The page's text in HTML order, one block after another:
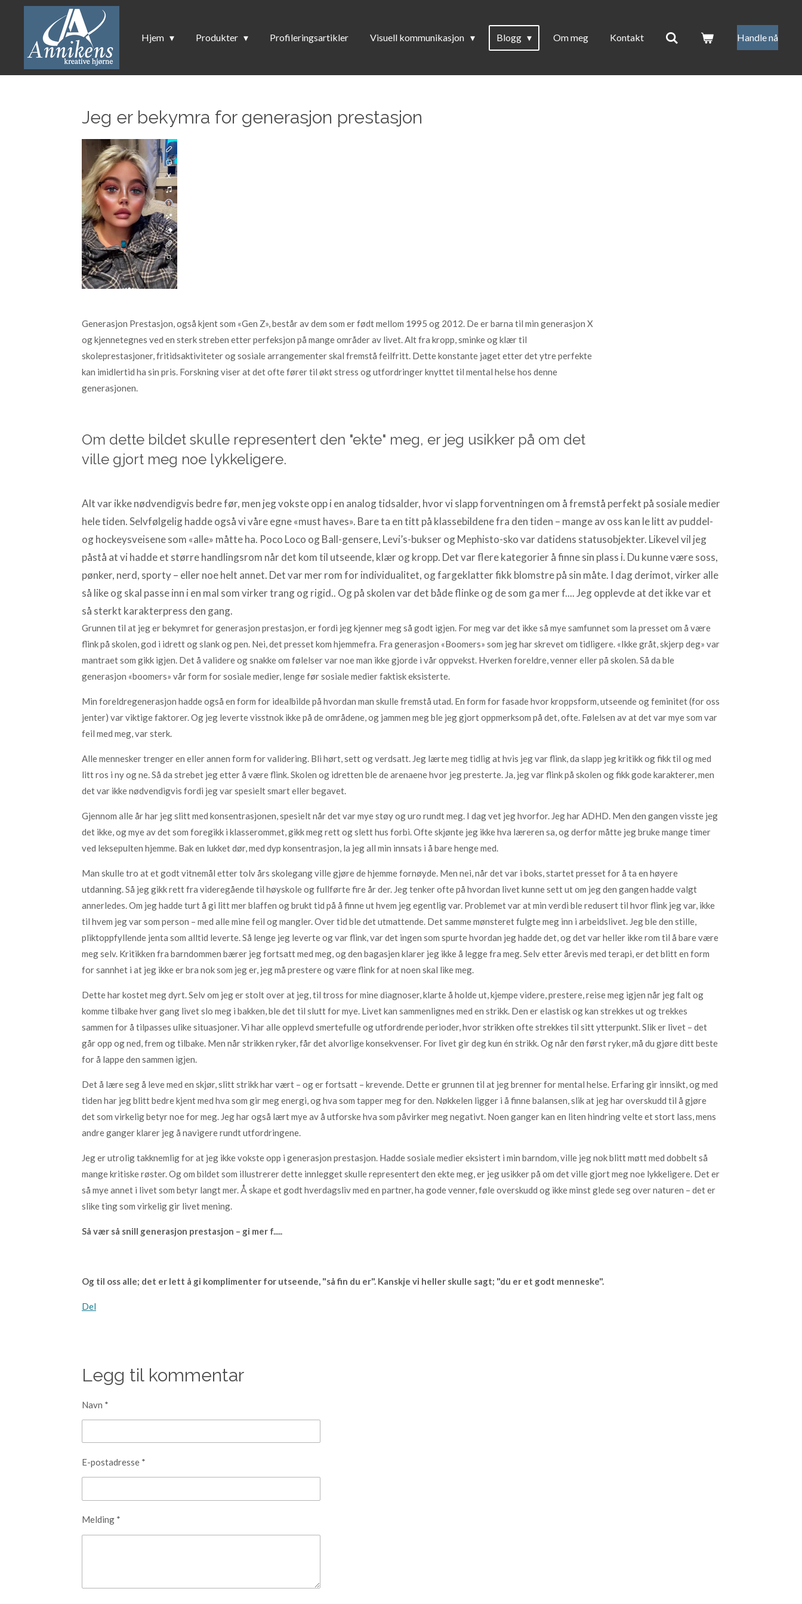
hovedinnhold
Hjem Produkter Profileringsartikler Visuell kommunikasjon Blogg Om meg Kontakt Handle nå
Jeg er bekymra for generasjon prestasjon
Generasjon Prestasjon, også kjent som «Gen Z», består av dem som er født mellom 1995 og 2012. De er barna til min generasjon X
og kjennetegnes ved en sterk streben etter perfeksjon på mange områder av livet. Alt fra kropp, sminke og klær til
skoleprestasjoner, fritidsaktiviteter og sosiale arrangementer skal fremstå feilfritt. Dette konstante jaget etter det ytre perfekte
kan imidlertid ha sin pris. Forskning viser at det ofte fører til økt stress og utfordringer knyttet til mental helse hos denne
generasjonen.
Om dette bildet skulle representert den "ekte" meg, er jeg usikker på om det
ville gjort meg noe lykkeligere.
Alt var ikke nødvendigvis bedre før, men jeg vokste opp i en analog tidsalder, hvor vi slapp forventningen om å fremstå perfekt på sosiale medier
hele tiden. Selvfølgelig hadde også vi våre egne «must haves». Bare ta en titt på klassebildene fra den tiden – mange av oss kan le litt av puddel-
og hockeysveisene som «alle» måtte ha. Poco Loco og Ball-gensere, Levi’s-bukser og Mephisto-sko var datidens statusobjekter. Likevel vil jeg
påstå at vi hadde et større handlingsrom når det kom til utseende, klær og kropp. Det var flere kategorier å finne sin plass i. Du kunne være soss,
pønker, nerd, sporty – eller noe helt annet. Det var mer rom for individualitet, og fargeklatter fikk blomstre på sin måte. I dag derimot, virker alle
så like og skal passe inn i en mal som virker trang og rigid.. Og på skolen var det både flinke og de som ga mer f.... Jeg opplevde at det ikke var et
så sterkt karakterpress den gang.
Grunnen til at jeg er bekymret for generasjon prestasjon, er fordi jeg kjenner meg så godt igjen. For meg var det ikke så mye samfunnet som la presset om å være
flink på skolen, god i idrett og slank og pen. Nei, det presset kom hjemmefra. Fra generasjon «Boomers» som jeg har skrevet om tidligere. «Ikke gråt, skjerp deg» var
mantraet som gikk igjen. Det å validere og snakke om følelser var noe man ikke gjorde i vår oppvekst. Hverken foreldre, venner eller på skolen. Så da ble
generasjon «boomers» vår form for sosiale medier, lenge før sosiale medier faktisk eksisterte.
Min foreldregenerasjon hadde også en form for idealbilde på hvordan man skulle fremstå utad. En form for fasade hvor kroppsform, utseende og feminitet (for oss
jenter) var viktige faktorer. Og jeg leverte visstnok ikke på de områdene, og jammen meg ble jeg gjort oppmerksom på det, ofte. Følelsen av at det var mye som var
feil med meg, var sterk.
Alle mennesker trenger en eller annen form for validering. Bli hørt, sett og verdsatt. Jeg lærte meg tidlig at hvis jeg var flink, da slapp jeg kritikk og fikk til og med
litt ros i ny og ne. Så da strebet jeg etter å være flink. Skolen og idretten ble de arenaene hvor jeg presterte. Ja, jeg var flink på skolen og fikk gode karakterer, men
det var ikke nødvendigvis fordi jeg var spesielt smart eller begavet.
Gjennom alle år har jeg slitt med konsentrasjonen, spesielt når det var mye støy og uro rundt meg. I dag vet jeg hvorfor. Jeg har ADHD. Men den gangen visste jeg
det ikke, og mye av det som foregikk i klasserommet, gikk meg rett og slett hus forbi. Ofte skjønte jeg ikke hva læreren sa, og derfor måtte jeg bruke mange timer
ved leksepulten hjemme. Bak en lukket dør, med dyp konsentrasjon, la jeg all min innsats i å bare henge med.
Man skulle tro at et godt vitnemål etter tolv års skolegang ville gjøre de hjemme fornøyde. Men nei, når det var i boks, startet presset for å ta en høyere
utdanning. Så jeg gikk rett fra videregående til høyskole og fullførte fire år der. Jeg tenker ofte på hvordan livet kunne sett ut om jeg den gangen hadde valgt
annerledes. Om jeg hadde turt å gi litt mer blaffen og brukt tid på å finne ut hvem jeg egentlig var. Problemet var at min verdi ble redusert til hvor flink jeg var, ikke
til hvem jeg var som person – med alle mine feil og mangler. Over tid ble det utmattende. Det samme mønsteret fulgte meg inn i arbeidslivet. Jeg ble den stille,
pliktoppfyllende jenta som alltid leverte. Så lenge jeg leverte og var flink, var det ingen som spurte hvordan jeg hadde det, og det var heller ikke rom til å bare være
meg selv. Kritikken fra barndommen bærer jeg fortsatt med meg, og den bagasjen klarer jeg ikke å legge fra meg. Selv etter årevis med terapi, er det blitt en form
for sannhet i at jeg ikke er bra nok som jeg er, jeg må prestere og være flink for at noen skal like meg.
Dette har kostet meg dyrt. Selv om jeg er stolt over at jeg, til tross for mine diagnoser, klarte å holde ut, kjempe videre, prestere, reise meg igjen når jeg falt og
komme tilbake hver gang livet slo meg i bakken, ble det til slutt for mye. Livet kan sammenlignes med en strikk. Den er elastisk og kan strekkes ut og trekkes
sammen for å tilpasses ulike situasjoner. Vi har alle opplevd smertefulle og utfordrende perioder, hvor strikken ofte strekkes til sitt ytterpunkt. Slik er livet – det
går opp og ned, frem og tilbake. Men når strikken ryker, får det alvorlige konsekvenser. For livet gir deg kun én strikk. Og når den først ryker, må du gjøre ditt beste
for å lappe den sammen igjen.
Det å lære seg å leve med en skjør, slitt strikk har vært – og er fortsatt – krevende. Dette er grunnen til at jeg brenner for mental helse. Erfaring gir innsikt, og med
tiden har jeg blitt bedre kjent med hva som gir meg energi, og hva som tapper meg for den. Nøkkelen ligger i å finne balansen, slik at jeg har overskudd til å gjøre
det som virkelig betyr noe for meg. Jeg har også lært mye av å utforske hva som påvirker meg negativt. Noen ganger kan en liten hindring velte et stort lass, mens
andre ganger klarer jeg å navigere rundt utfordringene.
Jeg er utrolig takknemlig for at jeg ikke vokste opp i generasjon prestasjon. Hadde sosiale medier eksistert i min barndom, ville jeg nok blitt møtt med dobbelt så
mange kritiske røster. Og om bildet som illustrerer dette innlegget skulle representert den ekte meg, er jeg usikker på om det ville gjort meg noe lykkeligere. Det er
så mye annet i livet som betyr langt mer. Å skape et godt hverdagsliv med en partner, ha gode venner, føle overskudd og ikke minst glede seg over naturen – det er
slike ting som virkelig gir livet mening.
Så vær så snill generasjon prestasjon – gi mer f.....
Og til oss alle; det er lett å gi komplimenter for utseende, "så fin du er". Kanskje vi heller skulle sagt; "du er et godt menneske".
Del
Legg til kommentar
Navn *
E-postadresse *
Melding *